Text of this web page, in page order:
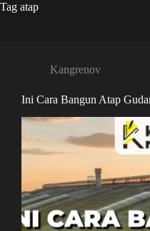
Tag atap
Kangrenov
Ini Cara Bangun Atap